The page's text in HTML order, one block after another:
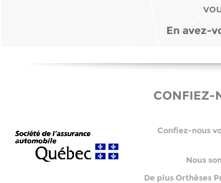
CONFIEZ-
Confiez-nous
Nous
De plus Orthèses
En avez-